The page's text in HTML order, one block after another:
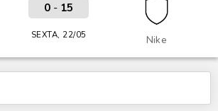
Nike
0 - 15
SEXTA, 22/05